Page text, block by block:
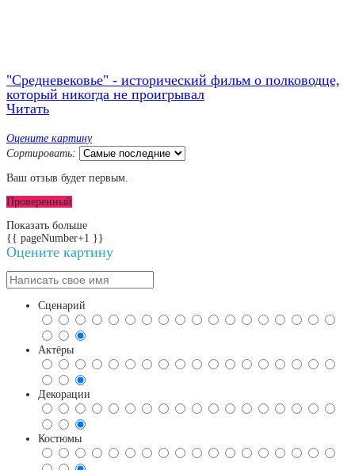
"Средневековье" - исторический фильм о полководце,
который никогда не проигрывал
Читать
Оцените картину
Сортировать:
Ваш отзыв будет первым.
Проверенный
Показать больше
{{ pageNumber+1 }}
Оцените картину
Сценарий
Актёры
Декорации
Костюмы